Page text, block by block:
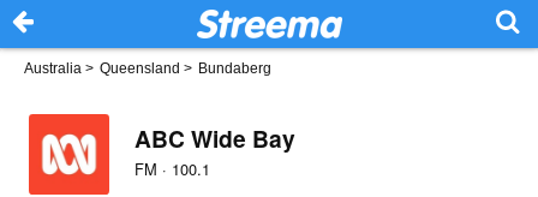
Australia > Queensland > Bundaberg
ABC Wide Bay
FM · 100.1